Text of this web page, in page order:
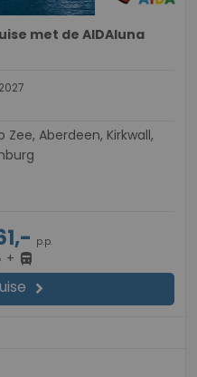
met de AIDAluna
p.p.
+ directions_bus
chevron_right